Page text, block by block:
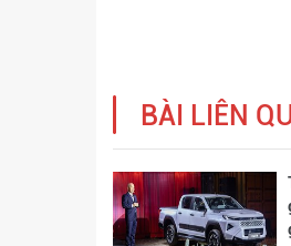
BÀI LIÊN